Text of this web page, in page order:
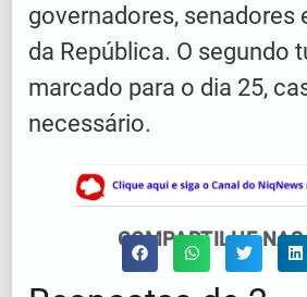
governadores, senadores
da República. O segundo
marcado para o dia 25,
necessário.
COMPARTILHE NAS